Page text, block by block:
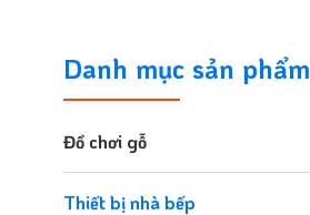
Danh mục sản phẩm
Đồ chơi gỗ
Thiết bị nhà bếp